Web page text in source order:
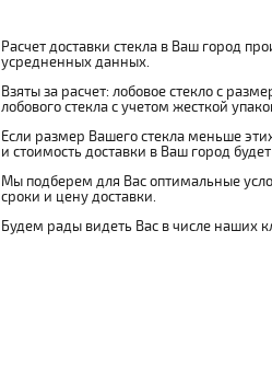
Расчет доставки стекла в Ваш город
усредненных данных.
Взяты за расчет: лобовое стекло с
лобового стекла с учетом жесткой
Если размер Вашего стекла меньше
и стоимость доставки в Ваш город
Мы подберем для Вас оптимальные
сроки и цену доставки.
Будем рады видеть Вас в числе наших